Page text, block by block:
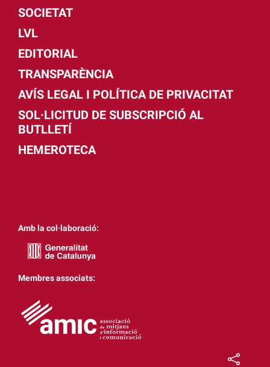
SOCIETAT
LVL
EDITORIAL
TRANSPARÈNCIA
AVÍS LEGAL I POLÍTICA DE PRIVACITAT
SOL·LICITUD DE SUBSCRIPCIÓ AL
BUTLLETÍ
HEMEROTECA
Amb la col·laboració:
Membres associats: